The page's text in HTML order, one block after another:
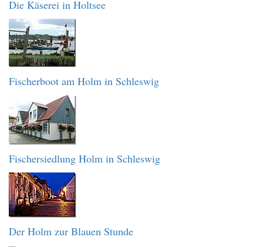
Die Käserei in Holtsee
Fischerboot am Holm in Schleswig
Fischersiedlung Holm in Schleswig
Der Holm zur Blauen Stunde